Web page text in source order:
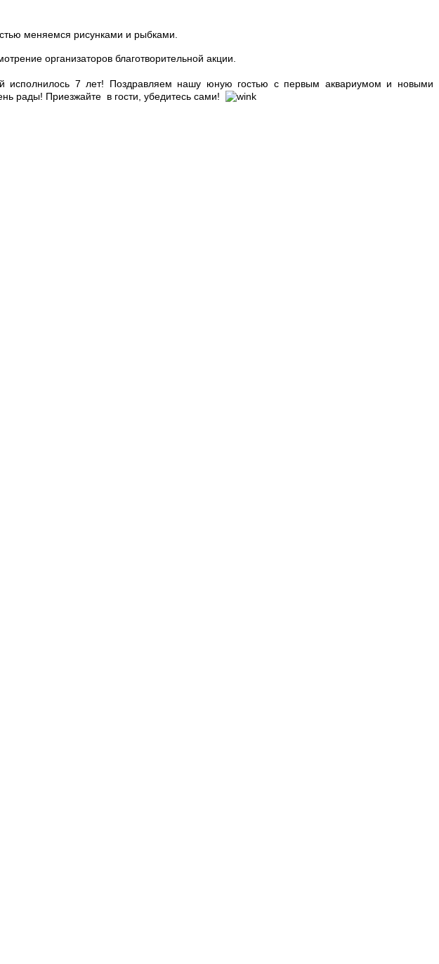
меняемся рисунками и рыбками.
организаторов благотворительной акции.
исполнилось 7 лет! Поздравляем нашу юную гостью с первым аквариумом и новыми
рады! Приезжайте в гости, убедитесь сами!